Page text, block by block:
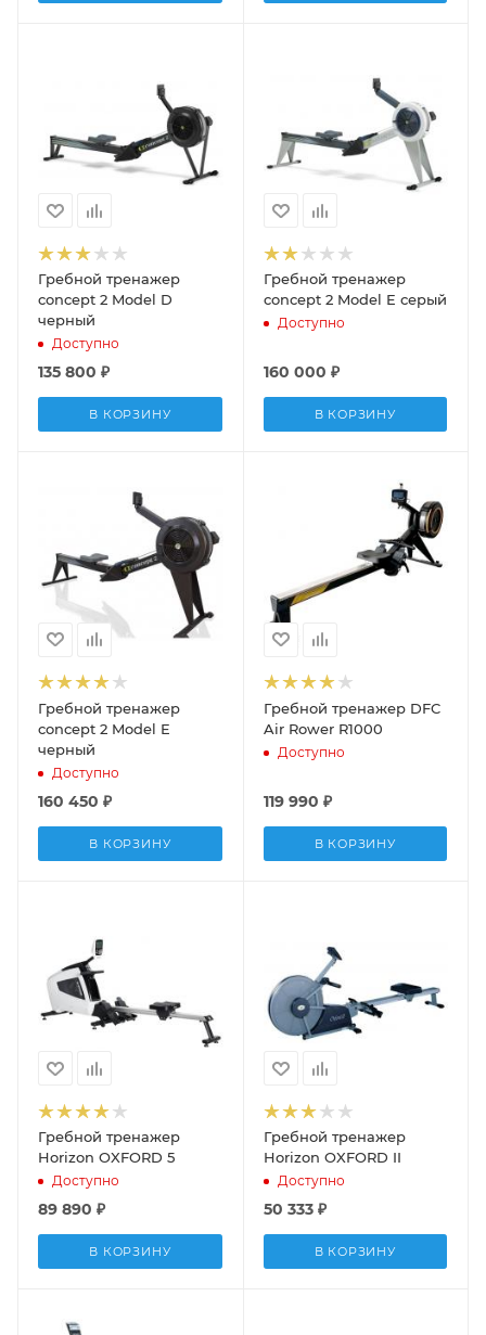
Гребной тренажер
concept 2 Model D
черный
Доступно
135 800 ₽
В КОРЗИНУ
Гребной тренажер
concept 2 Model E серый
Доступно
160 000 ₽
В КОРЗИНУ
Гребной тренажер
concept 2 Model E
черный
Доступно
160 450 ₽
В КОРЗИНУ
Гребной тренажер DFC
Air Rower R1000
Доступно
119 990 ₽
В КОРЗИНУ
Гребной тренажер
Horizon OXFORD 5
Доступно
89 890 ₽
В КОРЗИНУ
Гребной тренажер
Horizon OXFORD II
Доступно
50 333₽
В КОРЗИНУ